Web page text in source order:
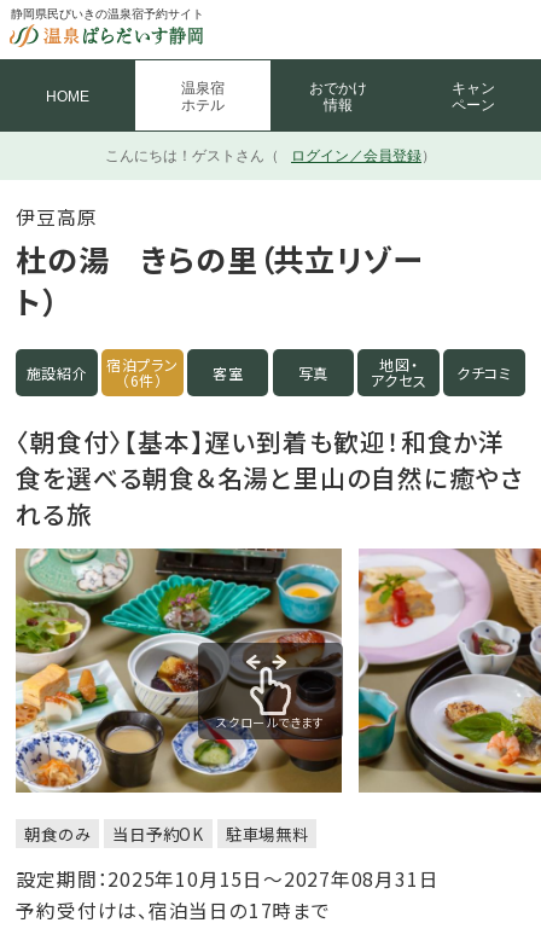
静岡県民びいきの温泉宿予約サイト
HOME
温泉宿
ホテル
おでかけ
情報
キャン
ペーン
こんにちは！ ゲストさん（ ログイン／会員登録）
伊豆高原
杜の湯 きらの里（共立リゾー
ト）
施設紹介 宿泊プラン
（6件） 客室 写真 地図・
アクセス クチコミ
〈朝食付〉【基本】遅い到着も歓迎！和食か洋
食を選べる朝食＆名湯と里山の自然に癒やさ
れる旅
スクロールできます
朝食のみ 当日予約OK 駐車場無料
設定期間：2025年10月15日～2027年08月31日
予約受付けは、宿泊当日の17時まで